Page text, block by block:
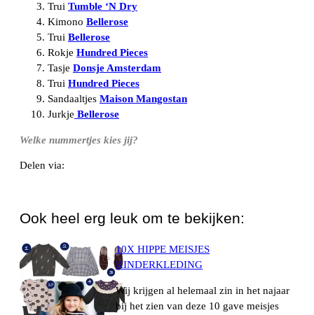
Trui Tumble ‘N Dry
Kimono Bellerose
Trui Bellerose
Rokje Hundred Pieces
Tasje Donsje Amsterdam
Trui Hundred Pieces
Sandaaltjes Maison Mangostan
Jurkje Bellerose
Welke nummertjes kies jij?
Delen via:
Ook heel erg leuk om te bekijken:
10X HIPPE MEISJES
KINDERKLEDING
Wij krijgen al helemaal zin in het najaar
bij het zien van deze 10 gave meisjes